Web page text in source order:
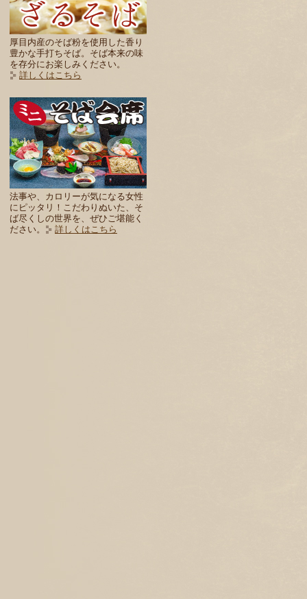
厚目内産のそば粉を使用した香り
豊かな手打ちそば。そば本来の味
を存分にお楽しみください。
詳しくはこちら
法事や、カロリーが気になる女性
にピッタリ！こだわりぬいた、そ
ば尽くしの世界を、ぜひご堪能く
ださい。
詳しくはこちら